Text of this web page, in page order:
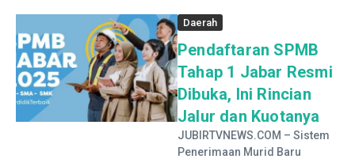
Daerah
Pendaftaran SPMB
Tahap 1 Jabar Resmi
Dibuka, Ini Rincian
Jalur dan Kuotanya
JUBIRTVNEWS.COM – Sistem
Penerimaan Murid Baru